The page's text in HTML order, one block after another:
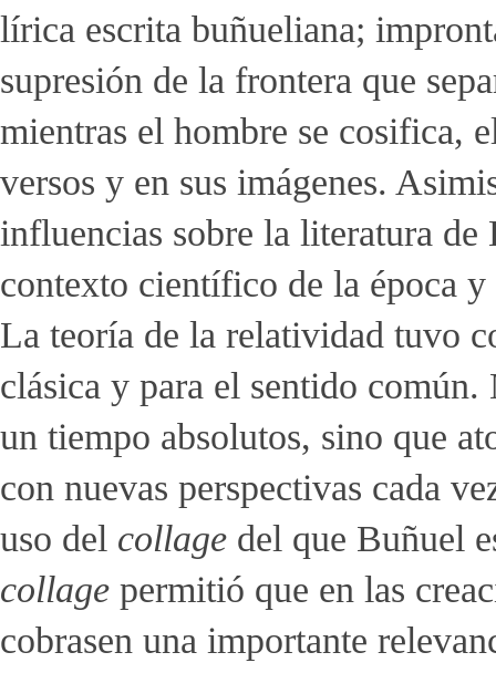
lírica escrita buñueliana;
supresión de la frontera que
mientras el hombre se cosifica,
versos y en sus imágenes.
influencias sobre la literatura
contexto científico de la época
La teoría de la relatividad tuvo
clásica y para el sentido
un tiempo absolutos, sino que
con nuevas perspectivas cada
uso del collage del que Buñuel
collage permitió que en las
cobrasen una importante